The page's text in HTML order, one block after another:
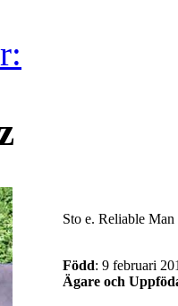
Sto e. Reliable
Född: 9 februari
Ägare och